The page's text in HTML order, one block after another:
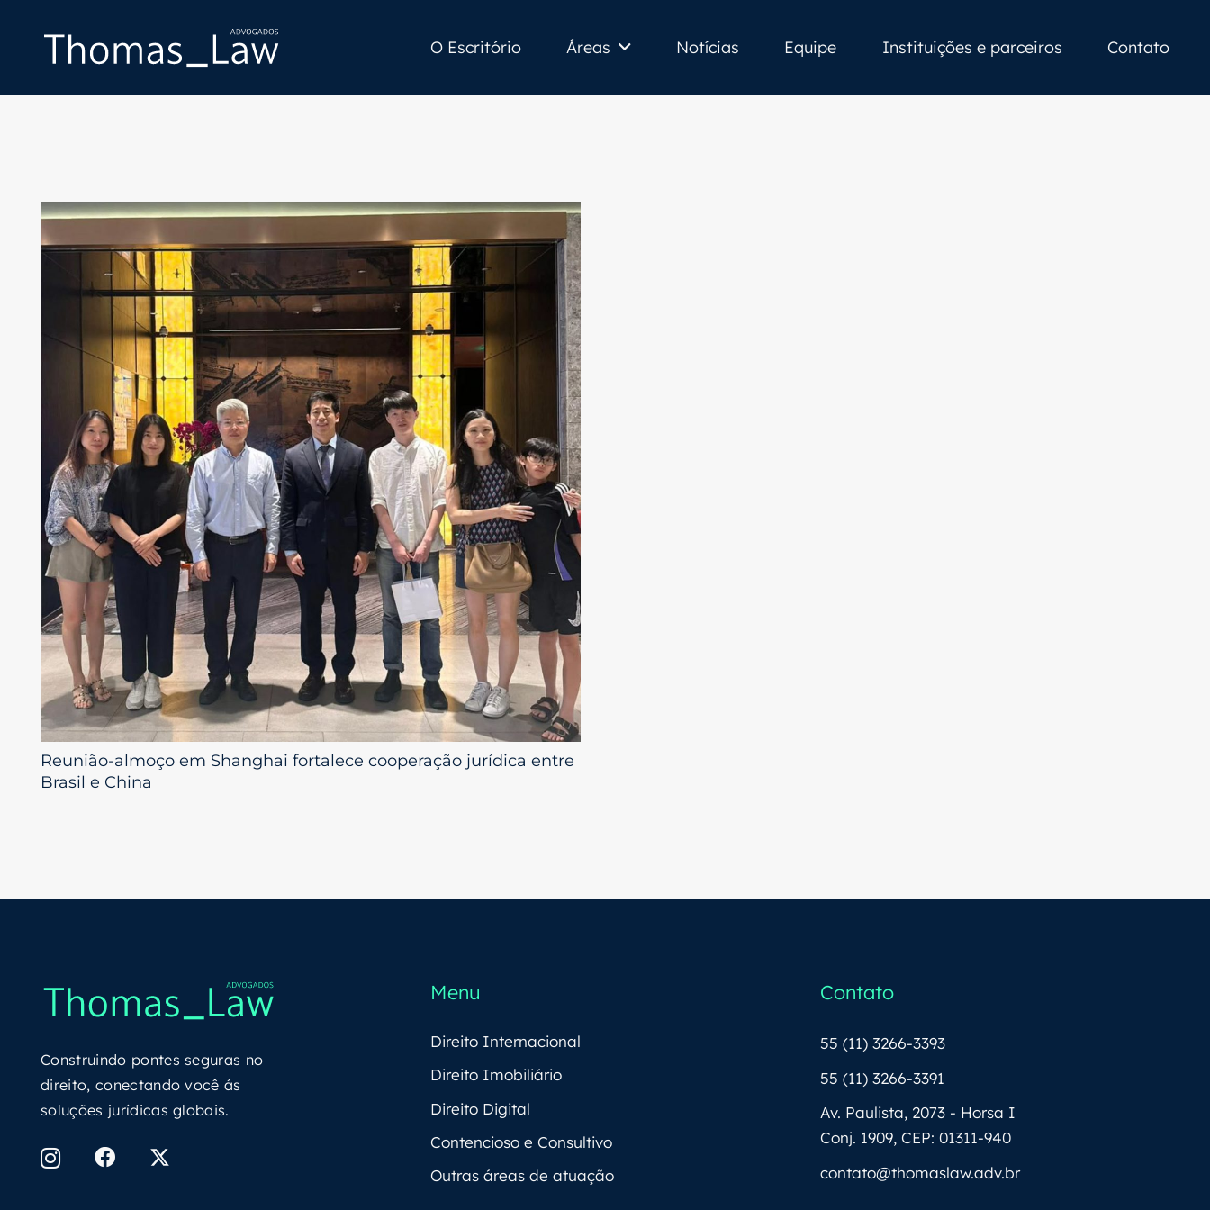
O Escritório Áreas Notícias Equipe Instituições e parceiros Contato
Reunião-almoço em Shanghai fortalece cooperação jurídica entre
Brasil e China
Construindo pontes seguras no
direito, conectando você ás
soluções jurídicas globais.
Menu
Direito Internacional
Direito Imobiliário
Direito Digital
Contencioso e Consultivo
Outras áreas de atuação
Contato
55 (11) 3266-3393
55 (11) 3266-3391
Av. Paulista, 2073 - Horsa I
Conj. 1909, CEP: 01311-940
contato@thomaslaw.adv.br